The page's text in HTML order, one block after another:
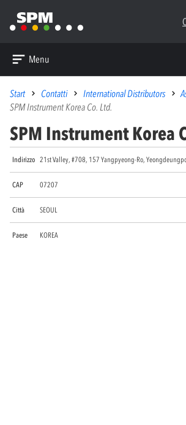
Menu
Start Contatti International Distributors
SPM Instrument Korea Co. Ltd.
SPM Instrument Korea
Indirizzo 21st Valley, #708, 157 Yangpyeong-Ro,
CAP 07207
Città SEOUL
Paese KOREA